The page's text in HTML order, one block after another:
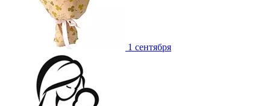
1 сентября